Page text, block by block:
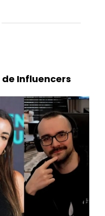
de Influencers